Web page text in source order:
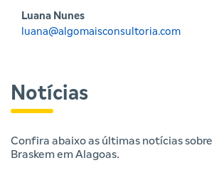
Luana Nunes
luana@algomaisconsultoria.com
Notícias
Confira abaixo as últimas notícias
Braskem em Alagoas.